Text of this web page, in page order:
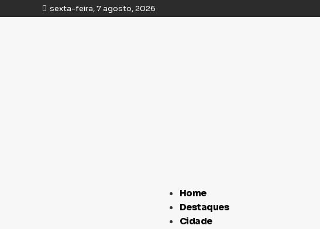
sexta-feira, 7 agosto, 2026
Home
Destaques
Cidade